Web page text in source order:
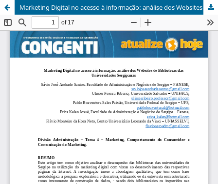
Marketing Digital no acesso à informação: análise dos Websites de Bibliotecas das Universidades Sergipanas